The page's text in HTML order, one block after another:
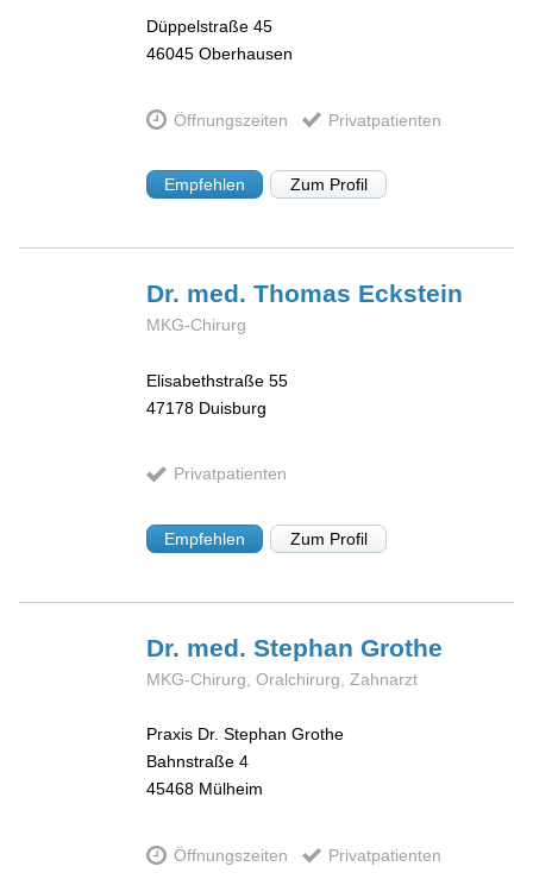
Düppelstraße 45
46045 Oberhausen
Öffnungszeiten Privatpatienten
Empfehlen Zum Profil
Dr. med. Thomas Eckstein
MKG-Chirurg
Elisabethstraße 55
47178 Duisburg
Privatpatienten
Empfehlen Zum Profil
Dr. med. StephanGrothe
MKG-Chirurg, Oralchirurg, Zahnarzt
Praxis Dr. Stephan Grothe
Bahnstraße 4
45468 Mülheim
Öffnungszeiten Privatpatienten